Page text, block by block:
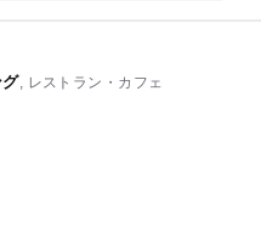
, レストラン・カフェ